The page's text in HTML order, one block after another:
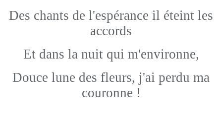
Des chants de l'espérance il éteint les
accords
Et dans la nuit qui m'environne,
Douce lune des fleurs, j'ai perdu ma
couronne !